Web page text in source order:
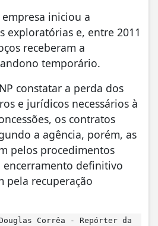
iniciou a
exploratórias e, entre 2011
receberam a
temporário.
constatar a perda dos
e jurídicos necessários à
os contratos
a agência, porém, as
pelos procedimentos
encerramento definitivo
pela recuperação
Corrêa - Repórter da